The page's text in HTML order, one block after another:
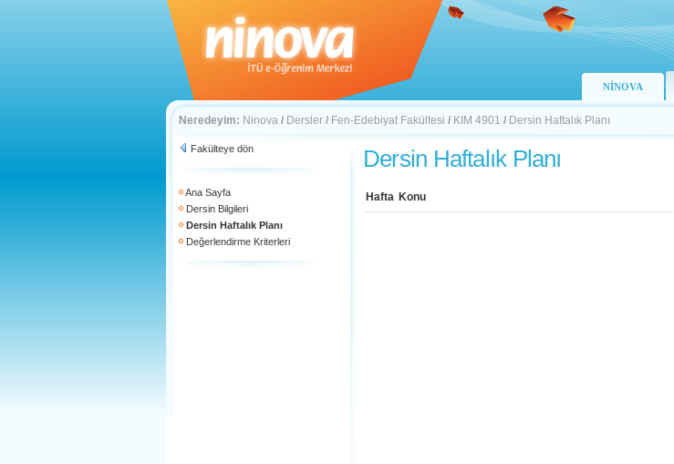
NİNOVA
Neredeyim: Ninova / Dersler / Fen-Edebiyat Fakültesi / KIM 4901 / Dersin Haftalık Planı
Fakülteye dön
Ana Sayfa
Dersin Bilgileri
Dersin Haftalık Planı
Değerlendirme Kriterleri
Dersin Haftalık Planı
Hafta Konu